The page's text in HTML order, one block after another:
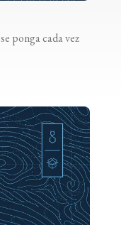
ponga cada vez